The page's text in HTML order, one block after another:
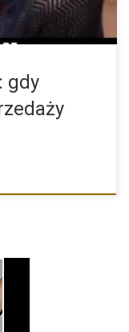
gdy